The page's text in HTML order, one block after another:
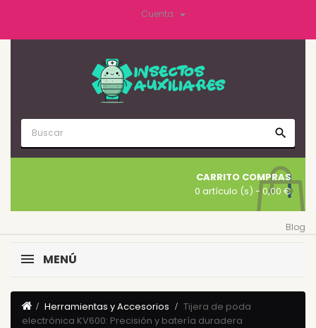
Cuenta 
search
CARRITO COMPRAS
0 artículo (s) - 0,00 €
Blog
MENÚ
Herramientas y Accesorios
Tijera de poda
electrónica KV600: Precisión y batería duradera